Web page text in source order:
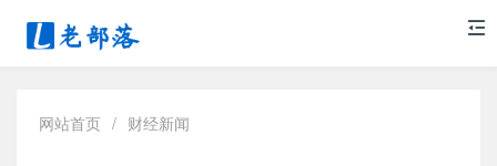
网站首页 / 财经新闻